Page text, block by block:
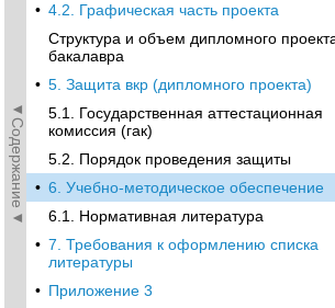
◄Содержание◄
• 4.2. Графическая часть проекта
Структура и объем дипломного
бакалавра
• 5. Защита вкр (дипломного проекта)
5.1. Государственная аттестационная
комиссия (гак)
5.2. Порядок проведения защиты
• 6. Учебно-методическое обеспечение
6.1. Нормативная литература
• 7. Требования к оформлению списка
литературы
• Приложение 3